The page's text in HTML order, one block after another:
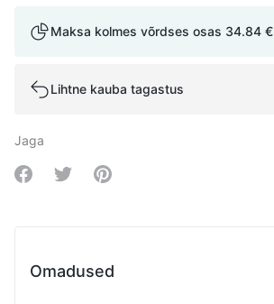
Maksa kolmes võrdses osas 34.84 €
Lihtne kauba tagastus
Jaga
Share on Facebook
Share on Twitter
Share on Pinterest
Omadused